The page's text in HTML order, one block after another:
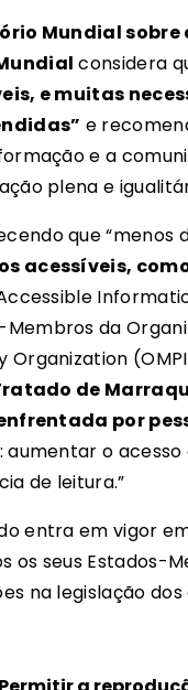
Mundial sobre
considera
e muitas
e
e a
plena e
que “menos
acessíveis,
Membros da
Organization
de
por
aumentar o
de leitura.”
entra em vigor
os seus Estados-
na legislação